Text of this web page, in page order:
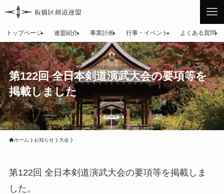
トップページ 連盟紹介 事業計画 行事・イベント よくある質問
第122回 全日本剣道演武大会の要項等を
掲載しました
ホーム お知らせ 大会
第122回 全日本剣道演武大会の要項等を掲載しま
した。